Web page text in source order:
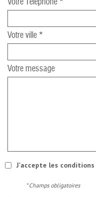
Votre Téléphone *
Votre ville *
Votre message
J'accepte les
* Champs obligatoires